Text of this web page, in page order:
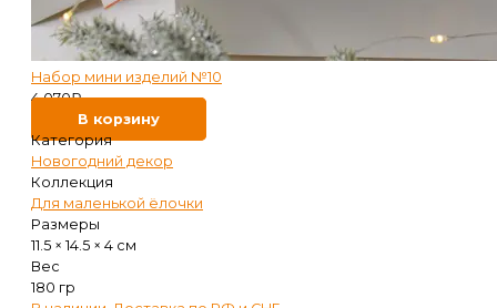
Набор мини изделий №10
4 070₽
В корзину
Категория
Новогодний декор
Коллекция
Для маленькой ёлочки
Размеры
11.5 × 14.5 × 4 см
Вес
180 гр